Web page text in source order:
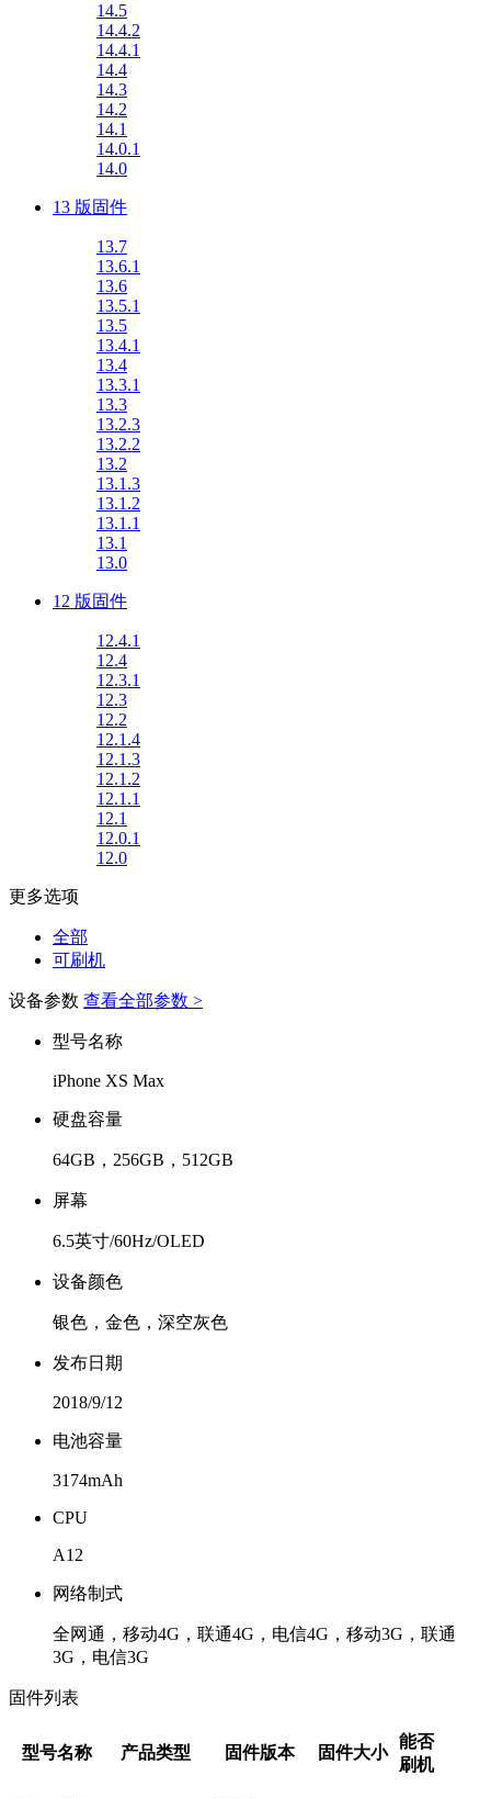
14.5
14.4.2
14.4.1
14.4
14.3
14.2
14.1
14.0.1
14.0
13 版固件
13.7
13.6.1
13.6
13.5.1
13.5
13.4.1
13.4
13.3.1
13.3
13.2.3
13.2.2
13.2
13.1.3
13.1.2
13.1.1
13.1
13.0
12 版固件
12.4.1
12.4
12.3.1
12.3
12.2
12.1.4
12.1.3
12.1.2
12.1.1
12.1
12.0.1
12.0
更多选项
全部
可刷机
设备参数 查看全部参数 >
型号名称
iPhone XS Max
硬盘容量
64GB，256GB，512GB
屏幕
6.5英寸/60Hz/OLED
设备颜色
银色，金色，深空灰色
发布日期
2018/9/12
电池容量
3174mAh
CPU
A12
网络制式
全网通，移动4G，联通4G，电信4G，移动3G，联通
3G，电信3G
固件列表
型号名称 产品类型 固件版本 固件大小
能否
刷机